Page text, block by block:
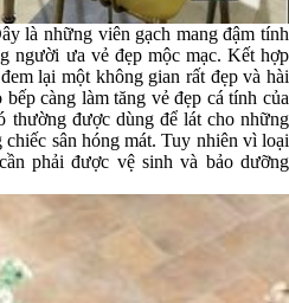
là những viên gạch mang đậm tính
người ưa vẻ đẹp mộc mạc. Kết hợp
lại một không gian rất đẹp và hài
càng làm tăng vẻ đẹp cá tính của
thường được dùng để lát cho những
sân hóng mát. Tuy nhiên vì loại
phải được vệ sinh và bảo dưỡng